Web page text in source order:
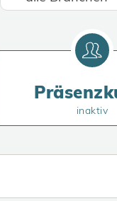
inaktiv